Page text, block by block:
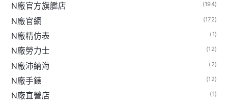
N廠官方旗艦店 (194)
N廠官網 (172)
N廠精仿表 (1)
N廠勞力士 (12)
N廠沛納海 (2)
N廠手錶 (12)
N廠直營店 (1)